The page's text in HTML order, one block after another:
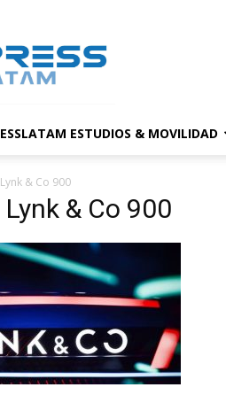
ESTUDIOS & MOVILIDAD
Lynk & Co 900
& Co 900